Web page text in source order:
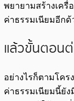
พยายามสร้างเครื่
ค่าธรรมเนียมอีกด้
แล้วขั้นตอนต่
อย่างไรก็ตามโคร
ค่าธรรมเนียมนี้ยัง